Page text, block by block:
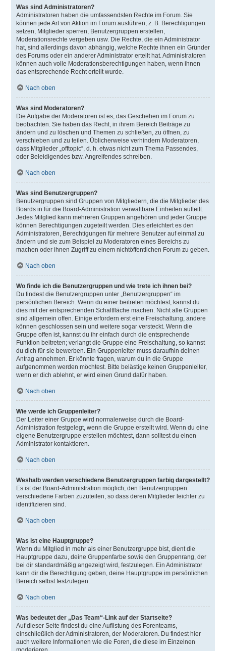
Was sind Administratoren?
Administratoren haben die umfassendsten Rechte im Forum. Sie
können jede Art von Aktion im Forum ausführen; z. B. Berechtigungen
setzen, Mitglieder sperren, Benutzergruppen erstellen,
Moderationsrechte vergeben usw. Die Rechte, die ein Administrator
hat, sind allerdings davon abhängig, welche Rechte ihnen ein Gründer
des Forums oder ein anderer Administrator erteilt hat. Administratoren
können auch volle Moderationsberechtigungen haben, wenn ihnen
das entsprechende Recht erteilt wurde.
Nach oben
Was sind Moderatoren?
Die Aufgabe der Moderatoren ist es, das Geschehen im Forum zu
beobachten. Sie haben das Recht, in ihrem Bereich Beiträge zu
ändern und zu löschen und Themen zu schließen, zu öffnen, zu
verschieben und zu teilen. Üblicherweise verhindern Moderatoren,
dass Mitglieder „offtopic“, d. h. etwas nicht zum Thema Passendes,
oder Beleidigendes bzw. Angreifendes schreiben.
Nach oben
Was sind Benutzergruppen?
Benutzergruppen sind Gruppen von Mitgliedern, die die Mitglieder des
Boards in für die Board-Administration verwaltbare Einheiten aufteilt.
Jedes Mitglied kann mehreren Gruppen angehören und jeder Gruppe
können Berechtigungen zugeteilt werden. Dies erleichtert es den
Administratoren, Berechtigungen für mehrere Benutzer auf einmal zu
ändern und sie zum Beispiel zu Moderatoren eines Bereichs zu
machen oder ihnen Zugriff zu einem nichtöffentlichen Forum zu geben.
Nach oben
Wo finde ich die Benutzergruppen und wie trete ich ihnen bei?
Du findest die Benutzergruppen unter „Benutzergruppen“ im
persönlichen Bereich. Wenn du einer beitreten möchtest, kannst du
dies mit der entsprechenden Schaltfläche machen. Nicht alle Gruppen
sind allgemein offen. Einige erfordern erst eine Freischaltung, andere
können geschlossen sein und weitere sogar versteckt. Wenn die
Gruppe offen ist, kannst du ihr einfach durch die entsprechende
Funktion beitreten; verlangt die Gruppe eine Freischaltung, so kannst
du dich für sie bewerben. Ein Gruppenleiter muss daraufhin deinen
Antrag annehmen. Er könnte fragen, warum du in die Gruppe
aufgenommen werden möchtest. Bitte belästige keinen Gruppenleiter,
wenn er dich ablehnt, er wird einen Grund dafür haben.
Nach oben
Wie werde ich Gruppenleiter?
Der Leiter einer Gruppe wird normalerweise durch die Board-
Administration festgelegt, wenn die Gruppe erstellt wird. Wenn du eine
eigene Benutzergruppe erstellen möchtest, dann solltest du einen
Administrator kontaktieren.
Nach oben
Weshalb werden verschiedene Benutzergruppen farbig dargestellt?
Es ist der Board-Administration möglich, den Benutzergruppen
verschiedene Farben zuzuteilen, so dass deren Mitglieder leichter zu
identifizieren sind.
Nach oben
Was ist eine Hauptgruppe?
Wenn du Mitglied in mehr als einer Benutzergruppe bist, dient die
Hauptgruppe dazu, deine Gruppenfarbe sowie den Gruppenrang, der
bei dir standardmäßig angezeigt wird, festzulegen. Ein Administrator
kann dir die Berechtigung geben, deine Hauptgruppe im persönlichen
Bereich selbst festzulegen.
Nach oben
Was bedeutet der „Das Team“-Link auf der Startseite?
Auf dieser Seite findest du eine Auflistung des Forenteams,
einschließlich der Administratoren, der Moderatoren. Du findest hier
auch weitere Informationen wie die Foren, die diese im Einzelnen